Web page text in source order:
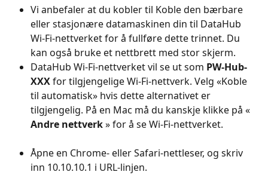
Vi anbefaler at du kobler til Koble den bærbare
eller stasjonære datamaskinen din til DataHub
Wi-Fi-nettverket for å fullføre dette trinnet. Du
kan også bruke et nettbrett med stor skjerm.
DataHub Wi-Fi-nettverket vil se ut som PW-Hub-
XXX for tilgjengelige Wi-Fi-nettverk. Velg «Koble
til automatisk» hvis dette alternativet er
tilgjengelig. På en Mac må du kanskje klikke på «
Andre nettverk » for å se Wi-Fi-nettverket.
Åpne en Chrome- eller Safari-nettleser, og skriv
inn 10.10.10.1 i URL-linjen.